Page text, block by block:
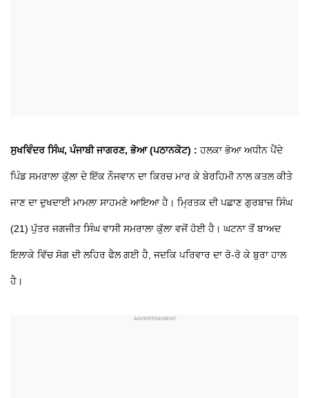
ਸੁਖਵਿੰਦਰ ਸਿੰਘ, ਪੰਜਾਬੀ ਜਾਗਰਣ, ਭੋਆ (ਪਠਾਨਕੋਟ) :ਹਲਕਾ ਭੋਆ ਅਧੀਨ ਪੈਂਦੇ
ਪਿੰਡ ਸਮਰਾਲਾ ਕੁੱਲਾ ਦੇ ਇੱਕ ਨੌਜਵਾਨ ਦਾ ਕਿਰਚ ਮਾਰ ਕੇ ਬੇਰਹਿਮੀ ਨਾਲ ਕਤਲ ਕੀਤੇ
ਜਾਣ ਦਾ ਦੁਖਦਾਈ ਮਾਮਲਾ ਸਾਹਮਣੇ ਆਇਆ ਹੈ। ਮ੍ਰਿਤਕ ਦੀ ਪਛਾਣ ਗੁਰਬਾਜ਼ ਸਿੰਘ
(21) ਪੁੱਤਰ ਜਗਜੀਤ ਸਿੰਘ ਵਾਸੀ ਸਮਰਾਲਾ ਕੁੱਲਾ ਵਜੋਂ ਹੋਈ ਹੈ। ਘਟਨਾ ਤੋਂ ਬਾਅਦ
ਇਲਾਕੇ ਵਿੱਚ ਸੋਗ ਦੀ ਲਹਿਰ ਫੈਲ ਗਈ ਹੈ, ਜਦਕਿ ਪਰਿਵਾਰ ਦਾ ਰੋ-ਰੋ ਕੇ ਬੁਰਾ ਹਾਲ
ਹੈ।